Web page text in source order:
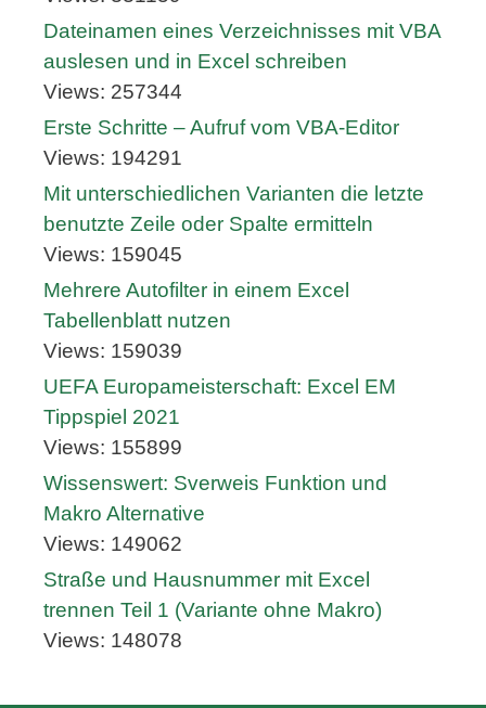
Dateinamen eines Verzeichnisses mit VBA
auslesen und in Excel schreiben
Views: 257344
Erste Schritte – Aufruf vom VBA-Editor
Views: 194291
Mit unterschiedlichen Varianten die letzte
benutzte Zeile oder Spalte ermitteln
Views: 159045
Mehrere Autofilter in einem Excel
Tabellenblatt nutzen
Views: 159039
UEFA Europameisterschaft: Excel EM
Tippspiel 2021
Views: 155899
Wissenswert: Sverweis Funktion und
Makro Alternative
Views: 149062
Straße und Hausnummer mit Excel
trennen Teil 1 (Variante ohne Makro)
Views: 148078